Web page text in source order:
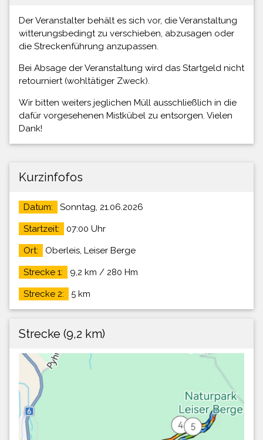
Der Veranstalter behält es sich vor, die Veranstaltung
witterungsbedingt zu verschieben, abzusagen oder
die Streckenführung anzupassen.
Bei Absage der Veranstaltung wird das Startgeld nicht
retourniert (wohltätiger Zweck).
Wir bitten weiters jeglichen Müll ausschließlich in die
dafür vorgesehenen Mistkübel zu entsorgen. Vielen
Dank!
Kurzinfofos
Datum: Sonntag, 21.06.2026
Startzeit: 07:00 Uhr
Ort: Oberleis, Leiser Berge
Strecke 1: 9,2 km / 280 Hm
Strecke 2: 5 km
Strecke (9,2 km)